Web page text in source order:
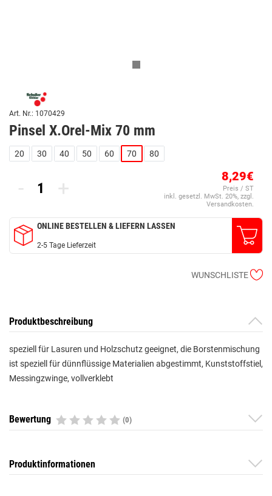
Art. Nr.: 1070429
Pinsel X.Orel-Mix 70 mm
20 30 40 50 60 70 80
- + 8,29€
Preis / ST
inkl. gesetzl. MwSt. 20%, zzgl.
Versandkosten.
ONLINE BESTELLEN & LIEFERN LASSEN
2-5 Tage Lieferzeit
WUNSCHLISTE
Produktbeschreibung
speziell für Lasuren und Holzschutz geeignet, die Borstenmischung
ist speziell für dünnflüssige Materialien abgestimmt, Kunststoffstiel,
Messingzwinge, vollverklebt
Bewertung (0)
Produktinformationen